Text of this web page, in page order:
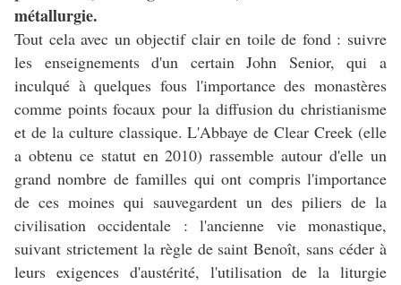
métallurgie.
Tout cela avec un objectif clair en toile de fond : suivre
les enseignements d'un certain John Senior, qui a
inculqué à quelques fous l'importance des monastères
comme points focaux pour la diffusion du christianisme
et de la culture classique. L'Abbaye de Clear Creek (elle
a obtenu ce statut en 2010) rassemble autour d'elle un
grand nombre de familles qui ont compris l'importance
de ces moines qui sauvegardent un des piliers de la
civilisation occidentale : l'ancienne vie monastique,
suivant strictement la règle de saint Benoît, sans céder à
leurs exigences d'austérité, l'utilisation de la liturgie